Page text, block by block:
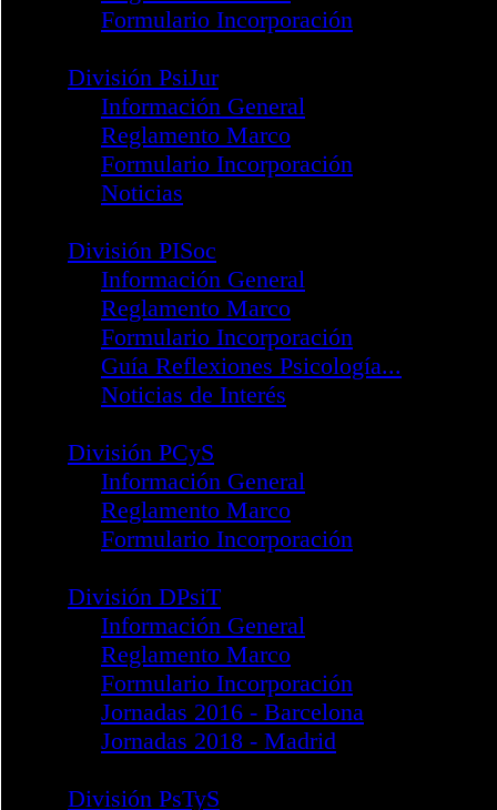
División PACFD
Infomación General
Reglamento Marco
Formulario Incorporación
División PTORH
Infomación General
Reglamento Marco
Formulario de
División PsiE
Información General
Reglamento Marco
Formulario Incorporación
División PsiJur
Información General
Reglamento Marco
Formulario Incorporación
Noticias